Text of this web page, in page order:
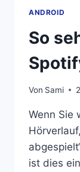
ANDROID
So
Von Sami
Wenn Sie
ist dies